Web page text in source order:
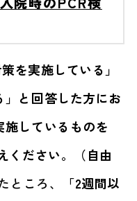
を実施している」
」と回答した方にお
しているものを
ください。（自由
ところ、
「2週間以